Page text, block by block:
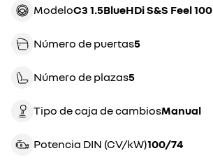
Modelo C3 1.5BlueHDi S&S Feel 100
Número de puertas5
Número de plazas5
Tipo de caja de cambios manual
Potencia DIN (CV/kW) 100/74